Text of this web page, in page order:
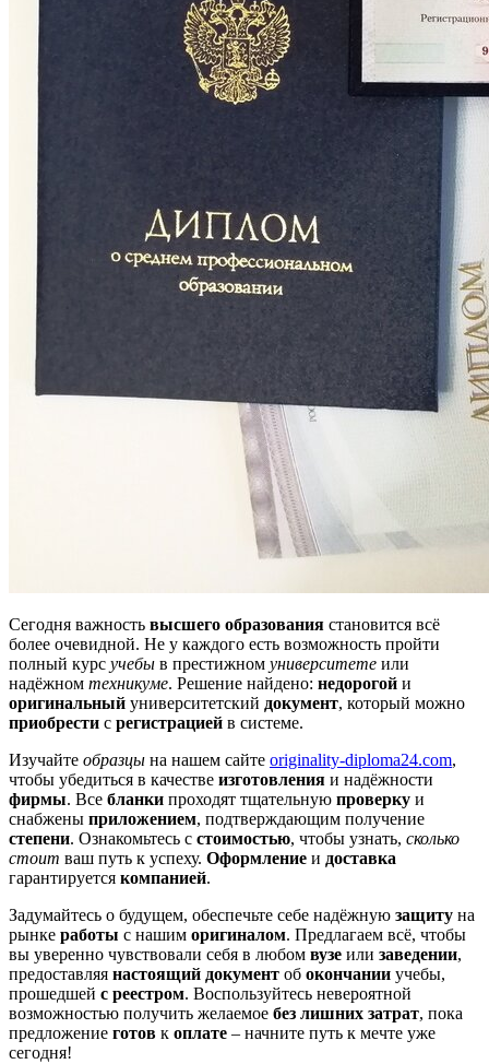
Сегодня важность высшего образования становится всё
более очевидной. Не у каждого есть возможность пройти
полный курс учебы в престижном университете или
надёжном техникуме. Решение найдено: недорогой и
оригинальный университетский документ, который можно
приобрести с регистрацией в системе.
Изучайте образцы на нашем сайте originality-diploma24.com,
чтобы убедиться в качестве изготовления и надёжности
фирмы. Все бланки проходят тщательную проверку и
снабжены приложением, подтверждающим получение
степени. Ознакомьтесь с стоимостью, чтобы узнать, сколько
стоит ваш путь к успеху. Оформление и доставка
гарантируется компанией.
Задумайтесь о будущем, обеспечьте себе надёжную защиту на
рынке работы с нашим оригиналом. Предлагаем всё, чтобы
вы уверенно чувствовали себя в любом вузе или заведении,
предоставляя настоящий документ об окончании учебы,
прошедшей с реестром. Воспользуйтесь невероятной
возможностью получить желаемое без лишних затрат, пока
предложение готов к оплате – начните путь к мечте уже
сегодня!